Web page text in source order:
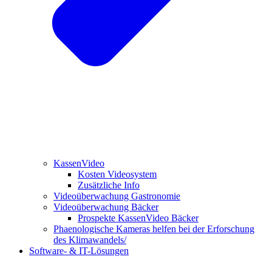
KassenVideo
Kosten Videosystem
Zusätzliche Info
Videoüberwachung Gastronomie
Videoüberwachung Bäcker
Prospekte KassenVideo Bäcker
Phaenologische Kameras helfen bei der Erforschung
des Klimawandels/
Software- & IT-Lösungen